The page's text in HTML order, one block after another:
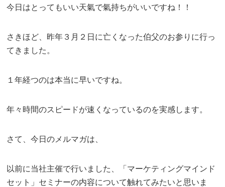
今日はとってもいい天氣で氣持ちがいいですね！！
さきほど、昨年３月２日に亡くなった伯父のお参りに行っ
てきました。
１年経つのは本当に早いですね。
年々時間のスピードが速くなっているのを実感します。
さて、今日のメルマガは、
以前に当社主催で行いました、「マーケティングマインド
セット」セミナーの内容について触れてみたいと思いま